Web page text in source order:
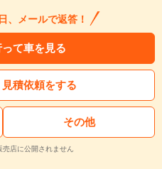
、メールで返答！
て車を見る
積依頼をする
その他
店に公開されません